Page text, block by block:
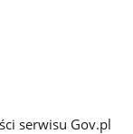
serwisu Gov.pl